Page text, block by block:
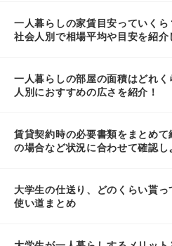
一人暮らしの家賃目安っていくら
社会人別で相場平均や目安を紹介
一人暮らしの部屋の面積はどれ
人別におすすめの広さを紹介！
賃貸契約時の必要書類をまとめ
の場合など状況に合わせて確認し
大学生の仕送り、どのくらい貰
使い道まとめ